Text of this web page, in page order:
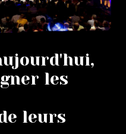
les
leurs